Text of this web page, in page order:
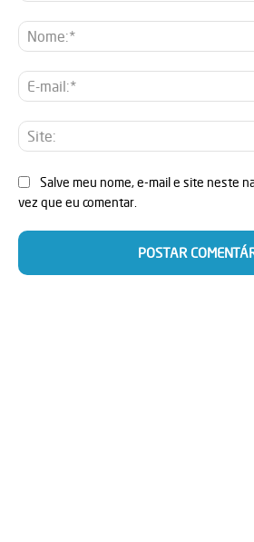
Salve meu nome, e-mail e site neste
vez que eu comentar.